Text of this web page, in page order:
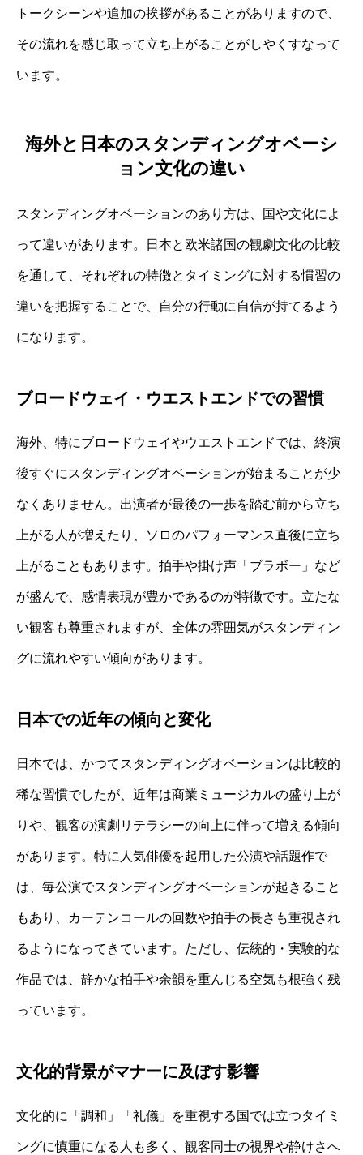
トークシーンや追加の挨拶があることがありますので、
その流れを感じ取って立ち上がることがしやくすなって
います。
海外と日本のスタンディングオベーシ
ョン文化の違い
スタンディングオベーションのあり方は、国や文化によ
って違いがあります。日本と欧米諸国の観劇文化の比較
を通して、それぞれの特徴とタイミングに対する慣習の
違いを把握することで、自分の行動に自信が持てるよう
になります。
ブロードウェイ・ウエストエンドでの習慣
海外、特にブロードウェイやウエストエンドでは、終演
後すぐにスタンディングオベーションが始まることが少
なくありません。出演者が最後の一歩を踏む前から立ち
上がる人が増えたり、ソロのパフォーマンス直後に立ち
上がることもあります。拍手や掛け声「ブラボー」など
が盛んで、感情表現が豊かであるのが特徴です。立たな
い観客も尊重されますが、全体の雰囲気がスタンディン
グに流れやすい傾向があります。
日本での近年の傾向と変化
日本では、かつてスタンディングオベーションは比較的
稀な習慣でしたが、近年は商業ミュージカルの盛り上が
りや、観客の演劇リテラシーの向上に伴って増える傾向
があります。特に人気俳優を起用した公演や話題作で
は、毎公演でスタンディングオベーションが起きること
もあり、カーテンコールの回数や拍手の長さも重視され
るようになってきています。ただし、伝統的・実験的な
作品では、静かな拍手や余韻を重んじる空気も根強く残
っています。
文化的背景がマナーに及ぼす影響
文化的に「調和」「礼儀」を重視する国では立つタイミ
ングに慎重になる人も多く、観客同士の視界や静けさへ